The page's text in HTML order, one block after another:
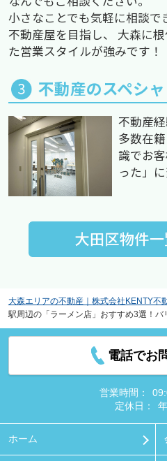
小さなことでも気軽に相談で
不動産屋を目指し、 大森に根
た営業スタイルが強みです！
不動産のスペシ
不動産
多数在
識でお
った」
大森エリアの不動産｜株式会社KENTY不
駅周辺の「ラーメン店」おすすめ3選！
電話でお
営業時間：
定休日：
ホーム